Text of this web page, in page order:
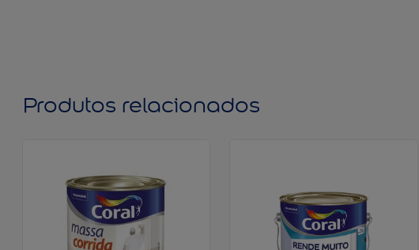
Produtos relacionados